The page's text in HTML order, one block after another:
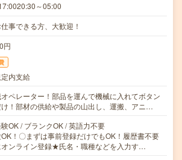
～05:00
事できる方、大歓迎！
円
内支給
ペレーター！部品を運んで機械に入れてボタン
！部材の供給や製品の山出し、運搬、アニ…
OK / ブランクOK / 英語力不要
！〇まずは事前登録だけでもOK！履歴書不要
オンライン登録★氏名・職種などを入力す…